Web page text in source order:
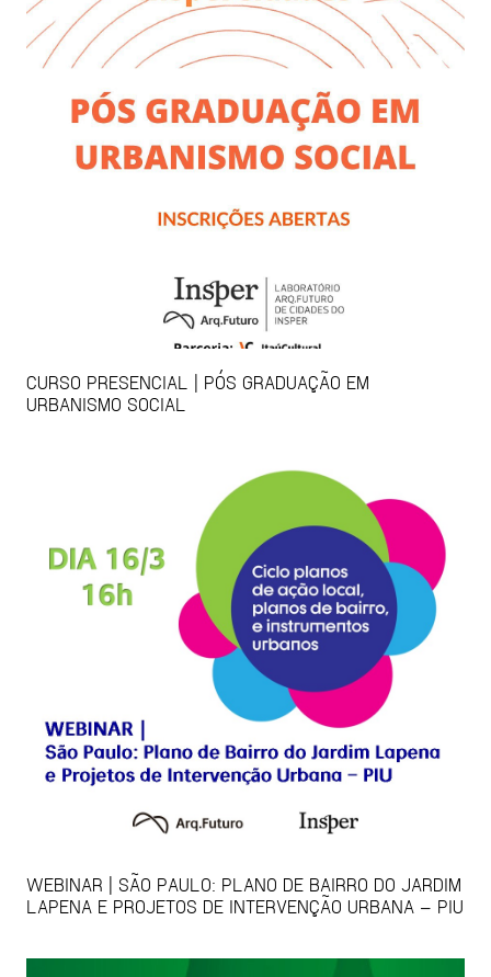
CURSO PRESENCIAL | PÓS GRADUAÇÃO EM
URBANISMO SOCIAL
WEBINAR | SÃO PAULO: PLANO DE BAIRRO DO JARDIM
LAPENA E PROJETOS DE INTERVENÇÃO URBANA – PIU